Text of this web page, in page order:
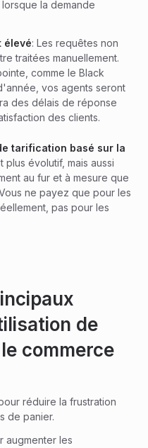
la demande
élevé: Les requêtes non
traitées manuellement.
comme le Black
vos agents seront
des délais de réponse
des clients.
tarification basé sur la
plus évolutif, mais aussi
au fur et à mesure que
ne payez que pour les
pas pour les
de
commerce
réduire la frustration
de panier.
augmenter les